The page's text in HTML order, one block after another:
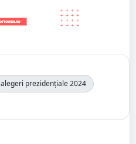
alegeri prezidențiale 2024